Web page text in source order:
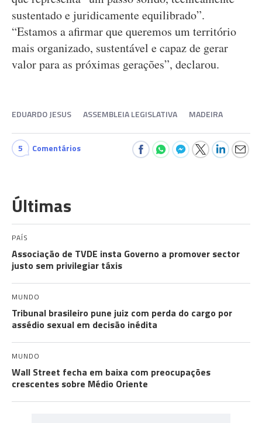
sustentado e juridicamente equilibrado”.
“Estamos a afirmar que queremos um território
mais organizado, sustentável e capaz de gerar
valor para as próximas gerações”, declarou.
EDUARDO JESUS ASSEMBLEIA LEGISLATIVA MADEIRA
5 Comentários
Últimas
PAÍS
Associação de TVDE insta Governo a promover sector
justo sem privilegiar táxis
MUNDO
Tribunal brasileiro pune juiz com perda do cargo por
assédio sexual em decisão inédita
MUNDO
Wall Street fecha em baixa com preocupações
crescentes sobre Médio Oriente